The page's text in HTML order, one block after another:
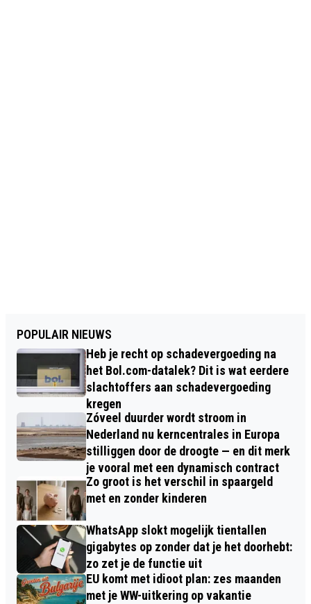
POPULAIR NIEUWS
Heb je recht op schadevergoeding na
het Bol.com-datalek? Dit is wat eerdere
slachtoffers aan schadevergoeding
kregen
Zóveel duurder wordt stroom in
Nederland nu kerncentrales in Europa
stilliggen door de droogte — en dit merk
je vooral met een dynamisch contract
Zo groot is het verschil in spaargeld
met en zonder kinderen
WhatsApp slokt mogelijk tientallen
gigabytes op zonder dat je het doorhebt:
zo zet je de functie uit
EU komt met idioot plan: zes maanden
met je WW-uitkering op vakantie